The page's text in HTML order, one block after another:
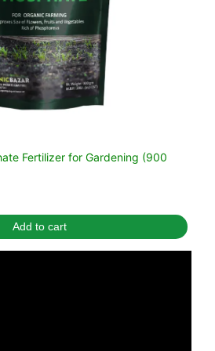
Fertilizer for Gardening (900
Add to cart